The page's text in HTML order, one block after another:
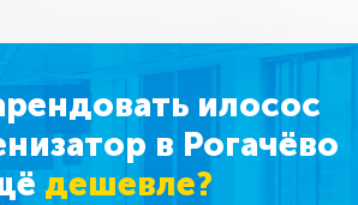
илосос
в Рогачёво
дешевле?